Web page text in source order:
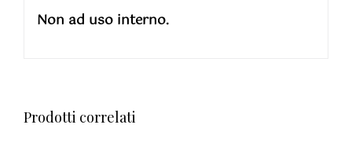
Non ad uso interno.
Prodotti correlati